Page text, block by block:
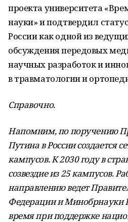
проекта университета
науки» и подтвердил
России как одной из
обсуждения передовых
научных разработок и
в травматологии и
Справочно.
Напомним, по поручению
Путина в России создается
кампусов. К 2030 году в
созвездие из 25 кампусов.
направлению ведет
Федерации и Минобрнауки
время при поддержке